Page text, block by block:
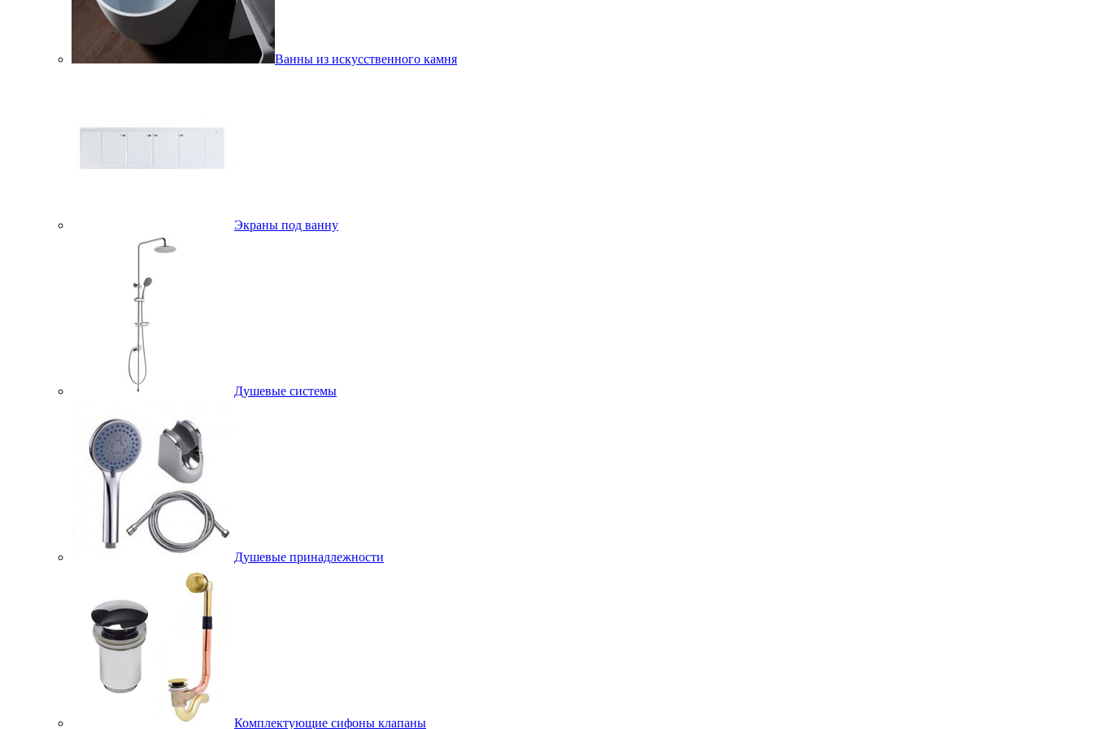
Ванны из искусственного камня
Экраны под ванну
Душевые системы
Душевые принадлежности
Комплектующие сифоны клапаны